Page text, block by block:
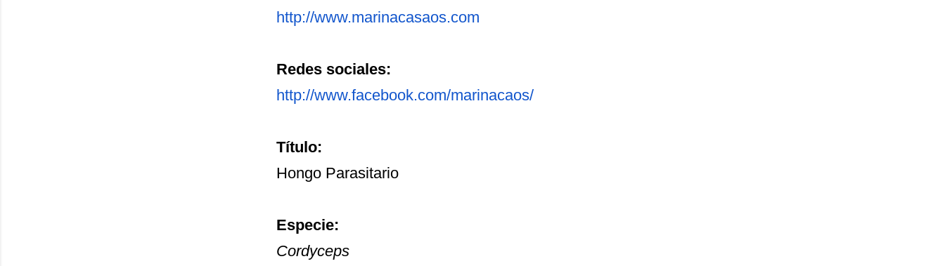
http://www.marinacasaos.com
Redes sociales:
http://www.facebook.com/marinacaos/
Título:
Hongo Parasitario
Especie:
Cordyceps